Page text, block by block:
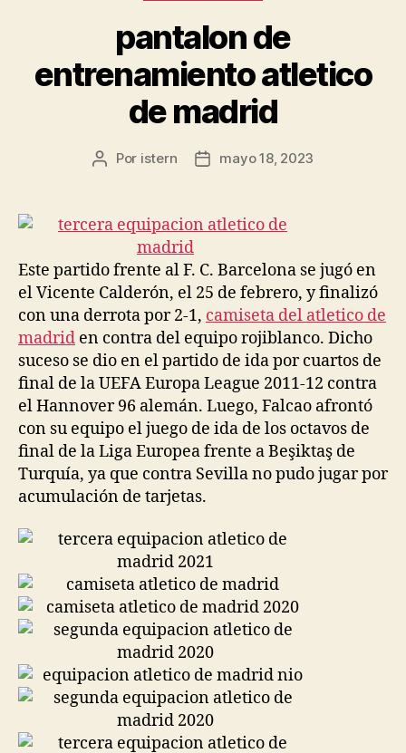
pantalon de
entrenamiento atletico
de madrid
Autor
entrada
Por istern
Fecha
entrada
mayo 18, 2023
Este partido frente al F. C. Barcelona se jugó en
el Vicente Calderón, el 25 de febrero, y finalizó
con una derrota por 2-1, camiseta del atletico de
madrid en contra del equipo rojiblanco. Dicho
suceso se dio en el partido de ida por cuartos de
final de la UEFA Europa League 2011-12 contra
el Hannover 96 alemán. Luego, Falcao afrontó
con su equipo el juego de ida de los octavos de
final de la Liga Europea frente a Beşiktaş de
Turquía, ya que contra Sevilla no pudo jugar por
acumulación de tarjetas.